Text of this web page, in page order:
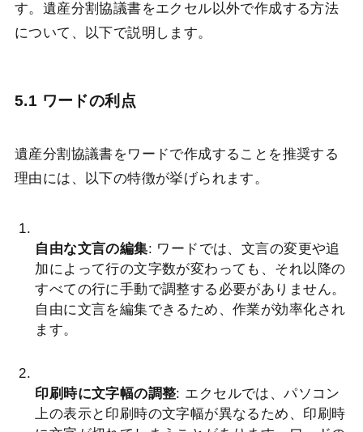
す。遺産分割協議書をエクセル以外で作成する方法
について、以下で説明します。
5.1 ワードの利点
遺産分割協議書をワードで作成することを推奨する
理由には、以下の特徴が挙げられます。
自由な文言の編集: ワードでは、文言の変更や追
加によって行の文字数が変わっても、それ以降の
すべての行に手動で調整する必要がありません。
自由に文言を編集できるため、作業が効率化され
ます。
印刷時に文字幅の調整: エクセルでは、パソコン
上の表示と印刷時の文字幅が異なるため、印刷時